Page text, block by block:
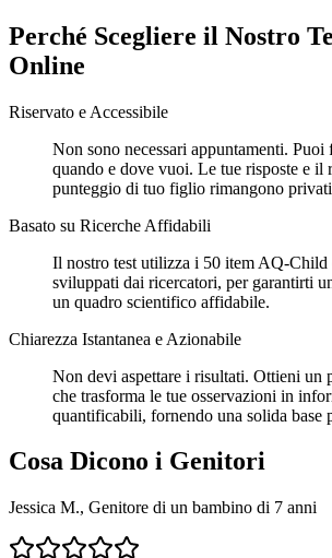
Perché Scegliere il Nostro
Online
Riservato e Accessibile
Non sono necessari appuntamenti. Puoi
quando e dove vuoi. Le tue risposte e il
punteggio di tuo figlio rimangono
Basato su Ricerche Affidabili
Il nostro test utilizza i 50 item AQ-
sviluppati dai ricercatori, per garantirti
un quadro scientifico affidabile.
Chiarezza Istantanea e Azionabile
Non devi aspettare i risultati. Ottieni un
che trasforma le tue osservazioni in
quantificabili, fornendo una solida base
Cosa Dicono i Genitori
Jessica M., Genitore di un bambino di 7 anni